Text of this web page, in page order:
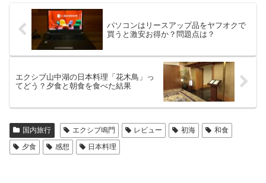
パソコンはリースアップ品をヤフオクで
買うと激安お得か？問題点は？
エクシブ山中湖の日本料理「花木鳥」っ
てどう？夕食と朝食を食べた結果
国内旅行 エクシブ鳴門 レビュー 初海
和食
夕食
感想 日本料理